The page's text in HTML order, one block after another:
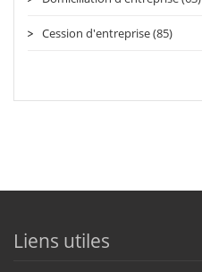
Cession d'entreprise (85)
Liens utiles